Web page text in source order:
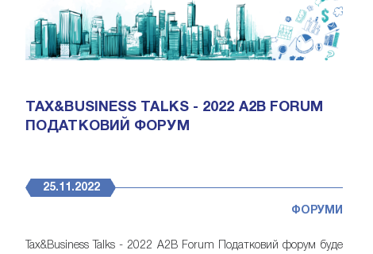
TAX&BUSINESS TALKS - 2022 A2B FORUM
ПОДАТКОВИЙ ФОРУМ
25.11.2022
ФОРУМИ
Tax&Business Talks - 2022 A2B Forum Податковий форум буде